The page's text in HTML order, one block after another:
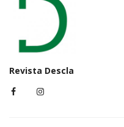
Revista Descla